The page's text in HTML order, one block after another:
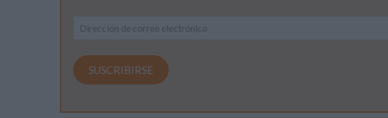
Dirección
electrónico
SUSCRIBIRSE